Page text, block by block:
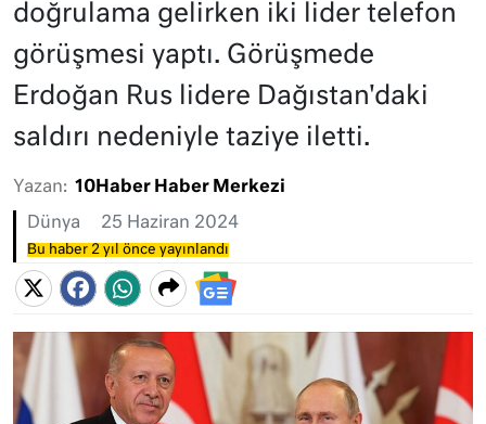
doğrulama gelirken iki lider telefon
görüşmesi yaptı. Görüşmede
Erdoğan Rus lidere Dağıstan'daki
saldırı nedeniyle taziye iletti.
Yazan: 10Haber Haber Merkezi
Dünya 25 Haziran 2024
Bu haber 2 yıl önce yayınlandı